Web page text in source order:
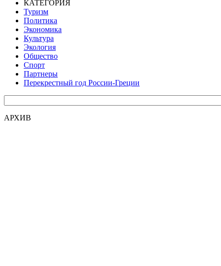
КАТЕГОРИЯ
Туризм
Политика
Экономика
Культура
Экология
Общество
Спорт
Партнеры
Перекрестный год России-Греции
АРХИВ